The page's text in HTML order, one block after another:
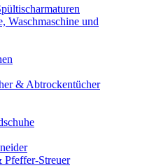
Waschmaschine und
& Abtrockentücher
Pfeffer-Streuer